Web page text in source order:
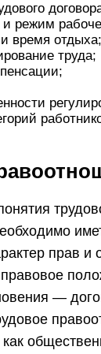
режим
время отдыха;
труда;
прав и
правовое
—